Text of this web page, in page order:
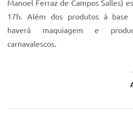
Manoel Ferraz de Campos Salles)
17h. Além dos produtos à base
haverá maquiagem e
carnavalescos.